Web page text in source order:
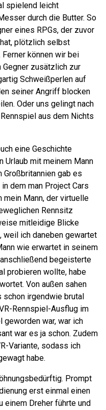
spielend leicht
durch die Butter. So
eines RPGs, der zuvor
plötzlich selbst
können wir bei
Gegner zusätzlich zur
Schweißperlen auf
seiner Angriff blocken
Oder uns gelingt nach
aus dem Nichts
eine Geschichte
Urlaub mit meinem Mann
gab es
dem man Project Cars
mein Mann, der virtuelle
Rennsitz
mitleidige Blicke
weil ich daneben gewartet
wie erwartet in seinem
begeisterte
probieren wollte, habe
Von außen sahen
schon irgendwie brutal
Rennspiel-Ausflug im
war, war ich
war es ja schon. Zudem
Variante, sodass ich
habe.
Prompt
erst einmal einen
einem Dreher führte und